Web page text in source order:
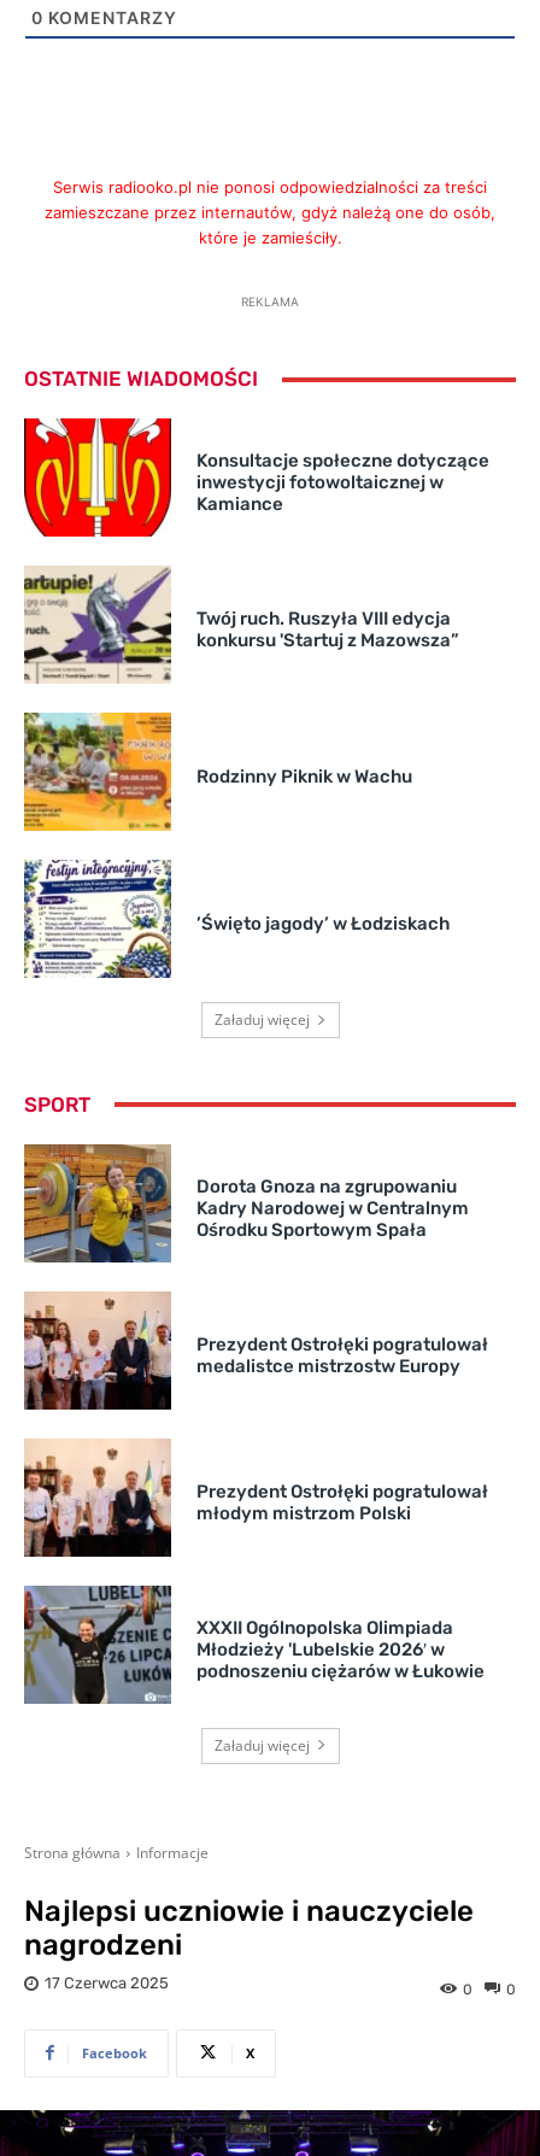
0 KOMENTARZY
Serwis radiooko.pl nie ponosi odpowiedzialności za treści
zamieszczane przez internautów, gdyż należą one do osób,
które je zamieściły.
REKLAMA
OSTATNIE WIADOMOŚCI
Konsultacje społeczne dotyczące
inwestycji fotowoltaicznej w
Kamiance
Twój ruch. Ruszyła VIII edycja
konkursu 'Startuj z Mazowsza”
Rodzinny Piknik w Wachu
’Święto jagody’ w Łodziskach
Załaduj więcej
SPORT
Dorota Gnoza na zgrupowaniu
Kadry Narodowej w Centralnym
Ośrodku Sportowym Spała
Prezydent Ostrołęki pogratulował
medalistce mistrzostw Europy
Prezydent Ostrołęki pogratulował
młodym mistrzom Polski
XXXII Ogólnopolska Olimpiada
Młodzieży 'Lubelskie 2026′ w
podnoszeniu ciężarów w Łukowie
Załaduj więcej